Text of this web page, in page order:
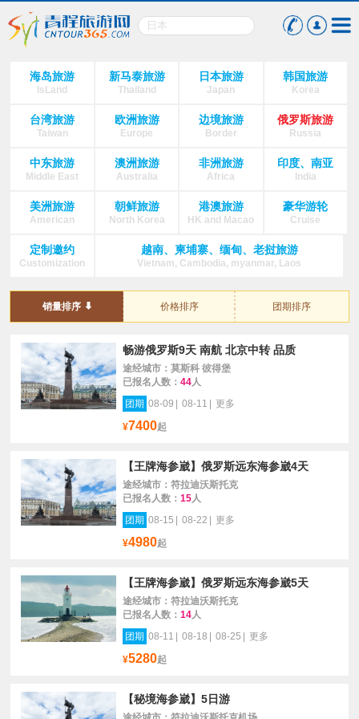
海岛旅游
IsLand
新马泰旅游
Thailand
日本旅游
Japan
韩国旅游
Korea
台湾旅游
Taiwan
欧洲旅游
Europe
边境旅游
Border
俄罗斯旅游
Russia
中东旅游
Middle East
澳洲旅游
Australia
非洲旅游
Africa
印度、南亚
India
美洲旅游
American
朝鲜旅游
North Korea
港澳旅游
HK and Macao
豪华游轮
Cruise
定制邀约
Customization
越南、柬埔寨、缅甸、老挝旅游
Vietnam, Cambodia, myanmar, Laos
销量排序 价格排序 团期排序
畅游俄罗斯9天 南航 北京中转 品质
途经城市：莫斯科 彼得堡
已报名人数： 44人
团期 08-09 08-11 更多
¥7400起
【王牌海参崴】俄罗斯远东海参崴4天
途经城市：符拉迪沃斯托克
已报名人数： 15人
团期 08-15 08-22 更多
¥4980起
【王牌海参崴】俄罗斯远东海参崴5天
途经城市：符拉迪沃斯托克
已报名人数： 14人
团期 08-11 08-18 08-25 更多
¥5280起
【秘境海参崴】5日游